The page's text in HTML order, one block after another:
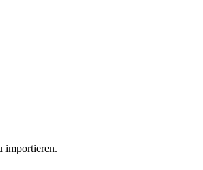
importieren.